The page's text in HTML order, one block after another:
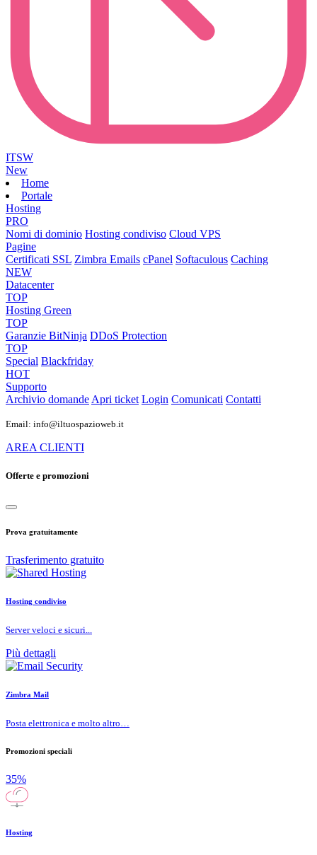
ITSW
New
Home
Portale
Hosting
PRO
Nomi di dominio Hosting condiviso Cloud VPS
Pagine
Certificati SSL Zimbra Emails cPanel Softaculous Caching
NEW
Datacenter
TOP
Hosting Green
TOP
Garanzie BitNinja DDoS Protection
TOP
Special Blackfriday
HOT
Supporto
Archivio domandeApri ticket Login Comunicati Contatti
Email: info@iltuospazioweb.it
AREA CLIENTI
Offerte e promozioni
Prova gratuitamente
Trasferimento gratuito
Hosting condiviso
Server veloci e sicuri...
Più dettagli
Zimbra Mail
Posta elettronica e molto altro…
Promozioni speciali
35%
Hosting